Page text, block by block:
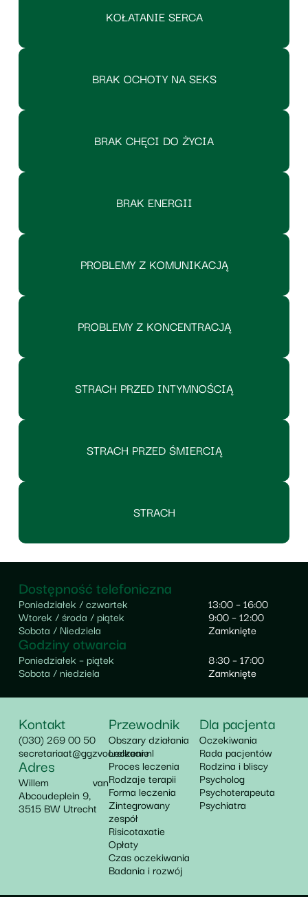
KOŁATANIE SERCA
BRAK OCHOTY NA SEKS
BRAK CHĘCI DO ŻYCIA
BRAK ENERGII
PROBLEMY Z KOMUNIKACJĄ
PROBLEMY Z KONCENTRACJĄ
STRACH PRZED INTYMNOŚCIĄ
STRACH PRZED ŚMIERCIĄ
STRACH
Dostępność telefoniczna
Poniedziałek / czwartek
Wtorek / środa / piątek
Sobota / Niedziela
13:00 – 16:00
9:00 – 12:00
Zamknięte
Godziny otwarcia
Poniedziałek – piątek
Sobota / niedziela
8:30 – 17:00
Zamknięte
Kontakt
(030) 269 00 50
secretariaat@ggzvoorelkaar.nl
Adres
Willem van
Abcoudeplein 9,
3515 BW Utrecht
Przewodnik
Obszary działania
Leczenie
Proces leczenia
Rodzaje terapii
Forma leczenia
Zintegrowany
zespół
Risicotaxatie
Opłaty
Czas oczekiwania
Badania i rozwój
Dla pacjenta
Oczekiwania
Rada pacjentów
Rodzina i bliscy
Psycholog
Psychoterapeuta
Psychiatra